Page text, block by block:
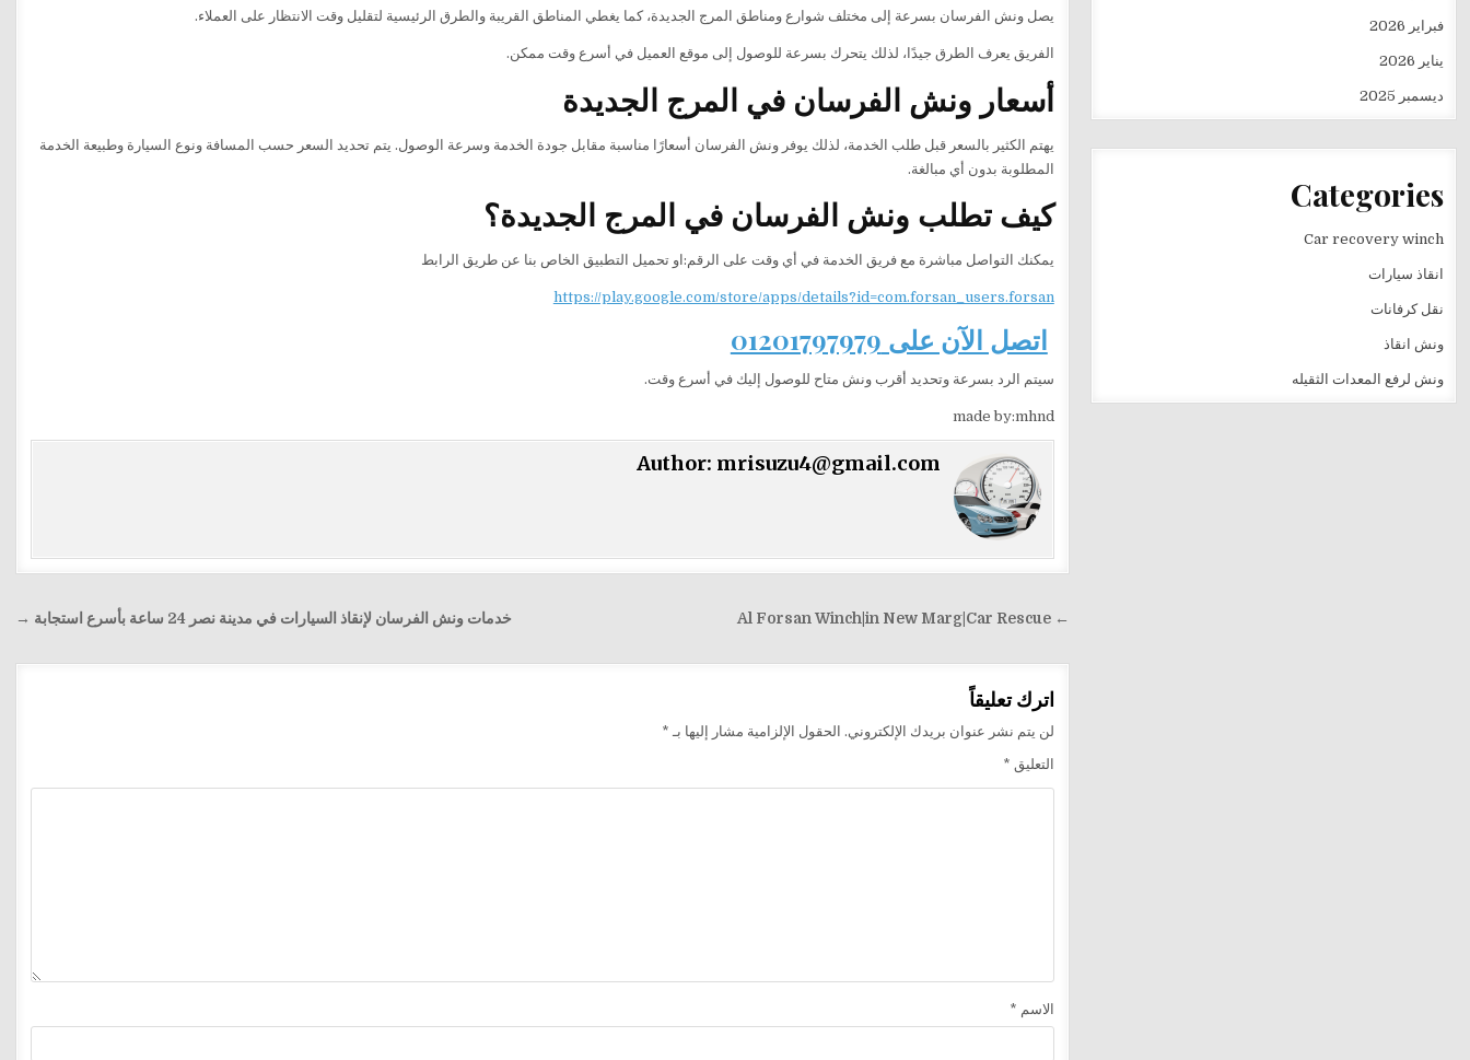
يصل ونش الفرسان بسرعة إلى مختلف شوارع ومناطق المرج الجديدة، كما يغطي المناطق القريبة والطرق الرئيسية لتقليل وقت الانتظار على العملاء.
الفريق يعرف الطرق جيدًا، لذلك يتحرك بسرعة للوصول إلى موقع العميل في أسرع وقت ممكن.
أسعار ونش الفرسان في المرج الجديدة
يهتم الكثير بالسعر قبل طلب الخدمة، لذلك يوفر ونش الفرسان أسعارًا مناسبة مقابل جودة الخدمة وسرعة الوصول. يتم تحديد السعر حسب المسافة ونوع السيارة وطبيعة الخدمة
المطلوبة بدون أي مبالغة.
كيف تطلب ونش الفرسان في المرج الجديدة؟
يمكنك التواصل مباشرة مع فريق الخدمة في أي وقت على الرقم:او تحميل التطبيق الخاص بنا عن طريق الرابط
https://play.google.com/store/apps/details?id=com.forsan_users.forsan
اتصل الآن على 01201797979
سيتم الرد بسرعة وتحديد أقرب ونش متاح للوصول إليك في أسرع وقت.
made by:mhnd
Author: mrisuzu4@gmail.com
تصفّح خدمات ونش الفرسان لإنقاذ السيارات في مدينة نصر 24 ساعة بأسرع استجابة → ← Al Forsan Winch|in New Marg|Car Rescue
اترك تعليقاً
لن يتم نشر عنوان بريدك الإلكتروني. الحقول الإلزامية مشار إليها بـ *
التعليق *
الاسم *
فبراير 2026
يناير 2026
ديسمبر 2025
Categories
Car recovery winch
انقاذ سيارات
نقل كرفانات
ونش انقاذ
ونش لرفع المعدات الثقيله